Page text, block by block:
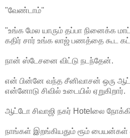
"வேண்டாம்"
"உங்க மேல யாரும் தப்பா நினைக்க
கதிர் சார் உங்க லாஜ் பணத்தை கூட
நான் ஸ்டேசனை விட்டு நடந்தேன்.
என் பின்னே வந்த சீனிவாசன் ஒரு
என்னோடு சிவில் உடையில் ஏறுகிறார்.
ஆட்டோ சிவாஜி நகர் Hotelலை
நாங்கள் இறங்கியதும் ரூம் பையன்கள்